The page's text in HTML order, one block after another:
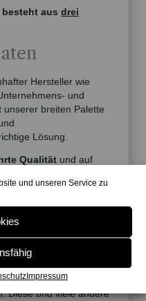
und unseren Service zu
Impressum
aus drei
Hersteller wie
und
unserer breiten Palette
Lösung.
Qualität und auf
Automaten bemerken
Produkt ausgeht und
an die Zentrale weiter.
Tischkaffeemaschinen
bis hin zum
oder
Diese und viele andere